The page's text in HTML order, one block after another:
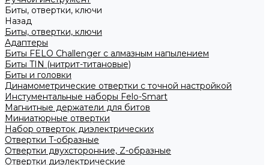
Биты, отвертки, ключи
Назад
Биты, отвертки, ключи
Адаптеры
Биты FELO Challenger с алмазным напылением
Биты TIN (нитрит-титановые)
Биты и головки
Динамометрические отвертки с точной настройкой
Инстументальные наборы Felo-Smart
Магнитные держатели для битов
Миниатюрные отвертки
Набор отверток диэлектрических
Отвертки T-образные
Отвертки двухсторонние, Z-образные
Отвертки диэлектрические